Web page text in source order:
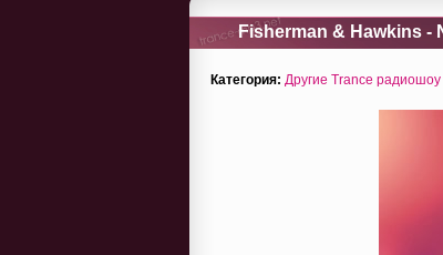
Fisherman & Hawkins -
Категория: Другие Trance радиошоу